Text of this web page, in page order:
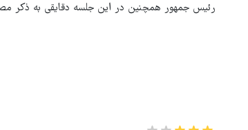
رئیس جمهور همچنین در این جلسه دقایقی به ذکر